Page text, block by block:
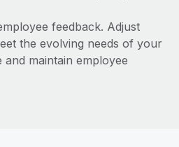
feedback. Adjust
the evolving needs of your
maintain employee